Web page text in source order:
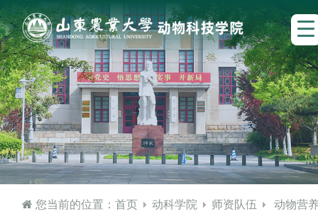
您当前的位置：首页 动科学院 师资队伍
动物营